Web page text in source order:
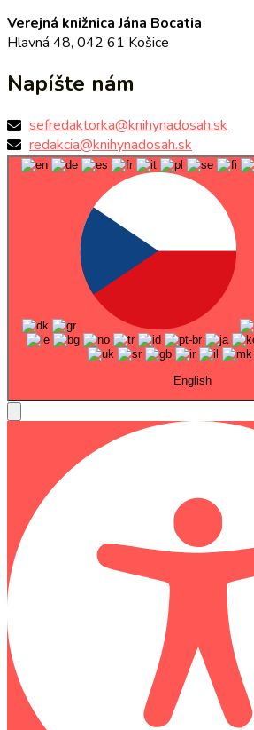
Verejná knižnica Jána Bocatia
Hlavná 48, 042 61 Košice
Napíšte nám
sefredaktorka@knihynadosah.sk
redakcia@knihynadosah.sk
English